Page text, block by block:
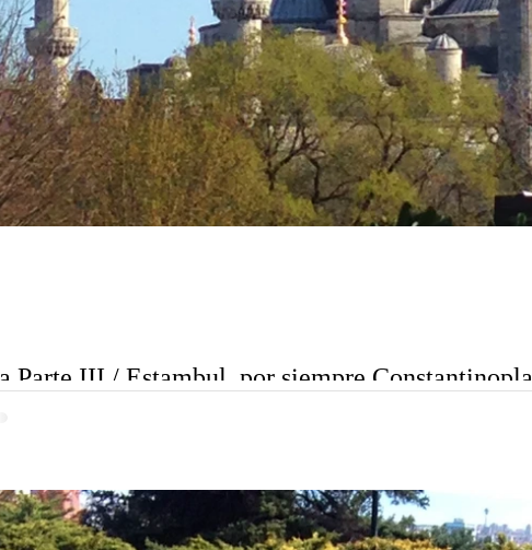
Parte III / Estambul, por siempre Constantinopla